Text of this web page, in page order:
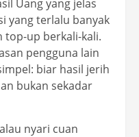
Uang yang jelas
yang terlalu banyak
top-up berkali-kali.
pengguna lain
biar hasil jerih
bukan sekadar
nyari cuan